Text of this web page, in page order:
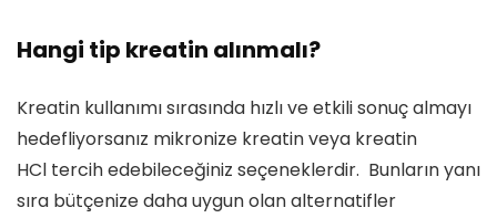
Hangi tip kreatin alınmalı?
Kreatin kullanımı sırasında hızlı ve etkili sonuç almayı
hedefliyorsanız mikronize kreatin veya kreatin
HCl tercih edebileceğiniz seçeneklerdir. Bunların yanı
sıra bütçenize daha uygun olan alternatifler